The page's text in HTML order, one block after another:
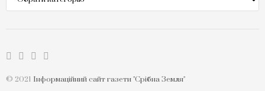
новин
© 2021 Інформаційний сайт газети "Срібна Земля"